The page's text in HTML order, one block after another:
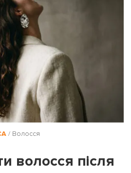
/ Волосся
волосся після